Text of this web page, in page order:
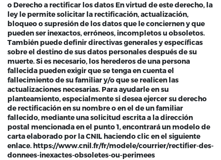
o Derecho a rectificar los datos En virtud de este derecho, la
ley le permite solicitar la rectificación, actualización,
bloqueo o supresión de los datos que le conciernen y que
pueden ser inexactos, erróneos, incompletos u obsoletos.
También puede definir directivas generales y específicas
sobre el destino de sus datos personales después de su
muerte. Si es necesario, los herederos de una persona
fallecida pueden exigir que se tenga en cuenta el
fallecimiento de su familiar y/o que se realicen las
actualizaciones necesarias. Para ayudarle en su
planteamiento, especialmente si desea ejercer su derecho
de rectificación en su nombre o en el de un familiar
fallecido, mediante una solicitud escrita a la dirección
postal mencionada en el punto 1, encontrará un modelo de
carta elaborado por la CNIL haciendo clic en el siguiente
enlace. https://www.cnil.fr/fr/modele/courrier/rectifier-des-
donnees-inexactes-obsoletes-ou-perimees